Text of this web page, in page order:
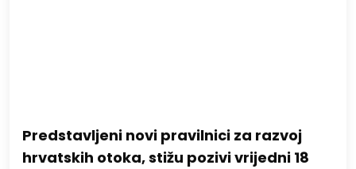
Predstavljeni novi pravilnici za razvoj
hrvatskih otoka, stižu pozivi vrijedni 18